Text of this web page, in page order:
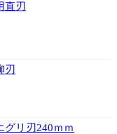
直刃
刃
グリ刃240ｍｍ